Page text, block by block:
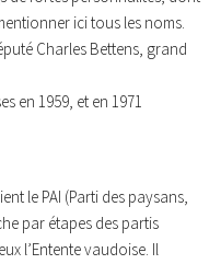
ici tous les noms.
Charles Bettens, grand
en 1959, et en 1971
le PAI (Parti des paysans,
par étapes des partis
l’Entente vaudoise. Il